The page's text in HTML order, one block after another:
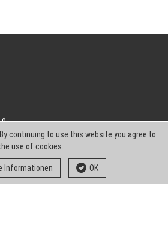
0
continuing to use this website you agree to
use of cookies.
Informationen OK